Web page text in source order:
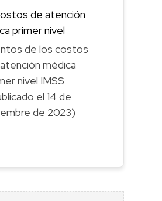
de atención
primer nivel
de los costos
médica
nivel IMSS
el 14 de
de 2023)